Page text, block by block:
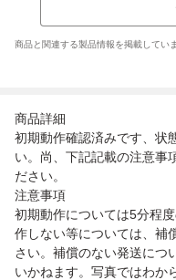
商品と関連する製品情報を掲載してい
商品詳細
初期動作確認済みです、状
い。尚、下記記載の注意事
ださい。
注意事項
初期動作については5分程
作しない等については、補
さい。補償のない発送につ
いかねます。写真ではわか